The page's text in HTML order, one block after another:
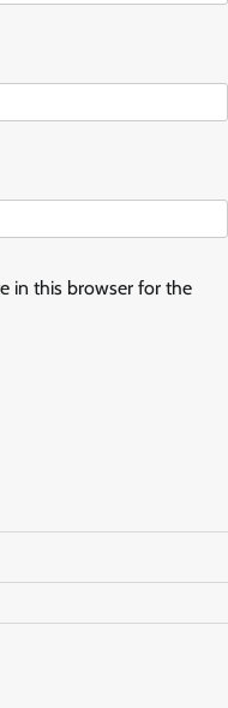
in this browser for the